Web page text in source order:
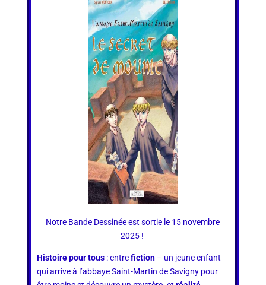
Notre Bande Dessinée est sortie le 15 novembre
2025 !
Histoire pour tous: entrefiction– un jeune enfant
qui arrive à l’abbaye Saint-Martin de Savigny pour